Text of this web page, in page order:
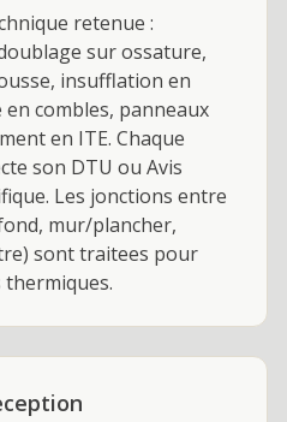
retenue :
sur ossature,
insufflation en
combles, panneaux
en ITE. Chaque
son DTU ou Avis
Les jonctions entre
mur/plancher,
sont traitees pour